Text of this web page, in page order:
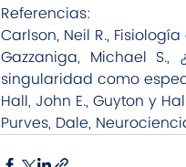
Referencias:
Carlson, Neil R.,
Gazzaniga, Michael
singularidad como
Hall, John E., Guyton y
Purves, Dale,